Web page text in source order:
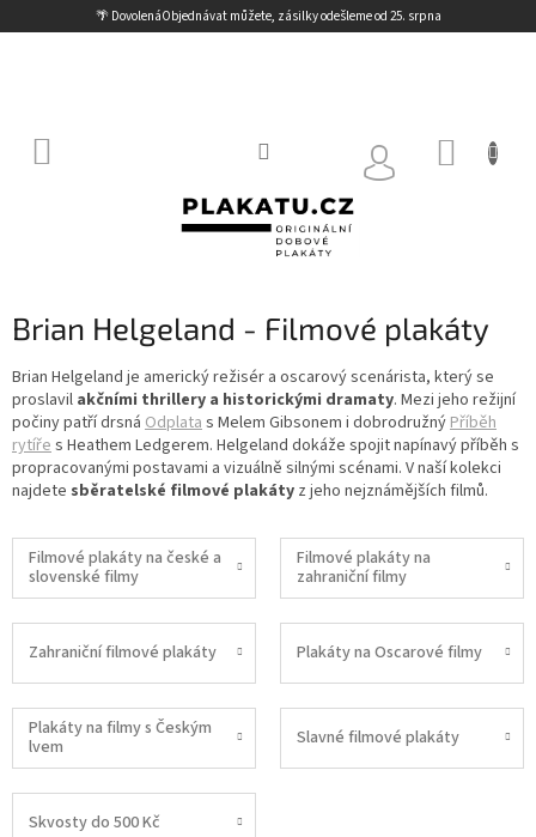
🌴 DovolenáObjednávat můžete, zásilky odešleme od 25. srpna
na
Brian Helgeland - Filmové plakáty
Brian Helgeland je americký režisér a oscarový scenárista, který se
proslavil akčními thrillery a historickými dramaty. Mezi jeho režijní
počiny patří drsná Odplata s Melem Gibsonem i dobrodružný Příběh
rytíře s Heathem Ledgerem. Helgeland dokáže spojit napínavý příběh s
propracovanými postavami a vizuálně silnými scénami. V naší kolekci
najdete sběratelské filmové plakáty z jeho nejznámějších filmů.
Filmové plakáty na české a
slovenské filmy
Filmové plakáty na
zahraniční filmy
Zahraniční filmové plakáty Plakáty na Oscarové filmy
Plakáty na filmy s Českým
lvem
Slavné filmové plakáty
Skvosty do 500 Kč